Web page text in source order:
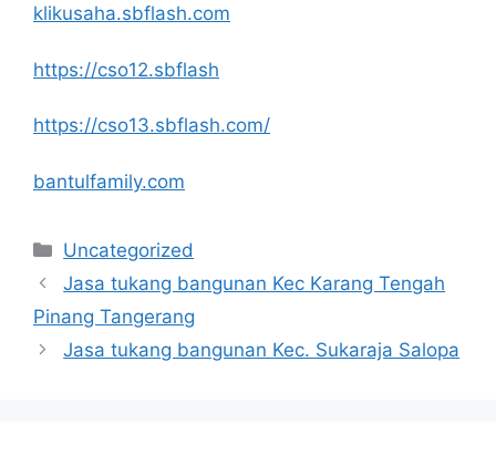
klikusaha.sbflash.com
https://cso12.sbflash
https://cso13.sbflash.com/
bantulfamily.com
Categories
Uncategorized
Jasa tukang bangunan Kec Karang Tengah
Pinang Tangerang
Jasa tukang bangunan Kec. Sukaraja Salopa